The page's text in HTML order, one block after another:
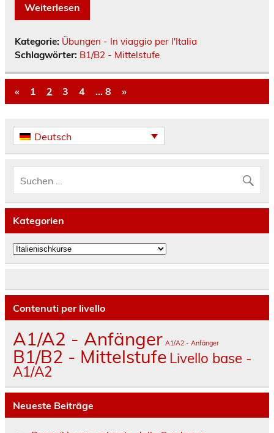
Weiterlesen
Kategorie: Übungen - In viaggio per l'Italia
Schlagwörter: B1/B2 - Mittelstufe
« 1 2 3 4 … 8 »
Deutsch
Kategorien
Kategorien
Contenuti per livello
A1/A2 - Anfänger A1/A2 - Anfänger
B1/B2 - Mittelstufe Livello base -
A1/A2
Neueste Beiträge